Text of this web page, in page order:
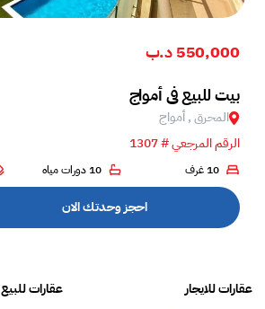
550,000 د.ب
بيت للبيع في أمواج
المحرق , أمواج
الرقم المرجعي # 1307
10 غرف 10 دورات مياه
احجز وحدتك الان
عقارات للايجار
عقارات للبيع